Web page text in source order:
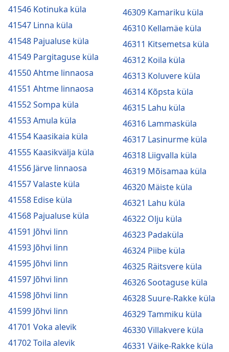
41546 Kotinuka küla
41547 Linna küla
41548 Pajualuse küla
41549 Pargitaguse küla
41550 Ahtme linnaosa
41551 Ahtme linnaosa
41552 Sompa küla
41553 Amula küla
41554 Kaasikaia küla
41555 Kaasikvälja küla
41556 Järve linnaosa
41557 Valaste küla
41558 Edise küla
41568 Pajualuse küla
41591 Jõhvi linn
41593 Jõhvi linn
41595 Jõhvi linn
41597 Jõhvi linn
41598 Jõhvi linn
41599 Jõhvi linn
41701 Voka alevik
41702 Toila alevik
46309 Kamariku küla
46310 Kellamäe küla
46311 Kitsemetsa küla
46312 Koila küla
46313 Koluvere küla
46314 Kõpsta küla
46315 Lahu küla
46316 Lammasküla
46317 Lasinurme küla
46318 Liigvalla küla
46319 Mõisamaa küla
46320 Mäiste küla
46321 Lahu küla
46322 Olju küla
46323 Padaküla
46324 Piibe küla
46325 Räitsvere küla
46326 Sootaguse küla
46328 Suure-Rakke küla
46329 Tammiku küla
46330 Villakvere küla
46331 Väike-Rakke küla